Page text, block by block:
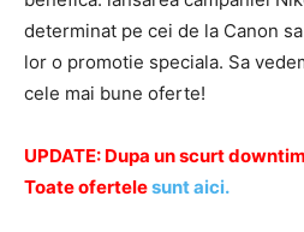
determinat pe cei de la Canon
lor o promotie speciala. Sa
cele mai bune oferte!
UPDATE: Dupa un scurt
Toate ofertelesunt aici.